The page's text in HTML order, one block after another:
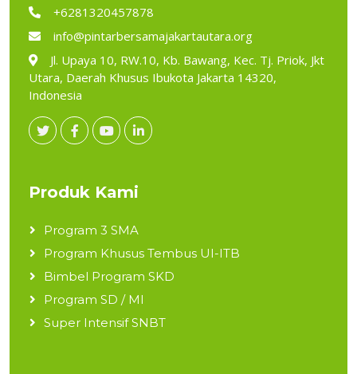
+6281320457878
info@pintarbersamajakartautara.org
Jl. Upaya 10, RW.10, Kb. Bawang, Kec. Tj. Priok, Jkt
Utara, Daerah Khusus Ibukota Jakarta 14320,
Indonesia
Produk Kami
Program 3 SMA
Program Khusus Tembus UI-ITB
Bimbel Program SKD
Program SD / MI
Super Intensif SNBT